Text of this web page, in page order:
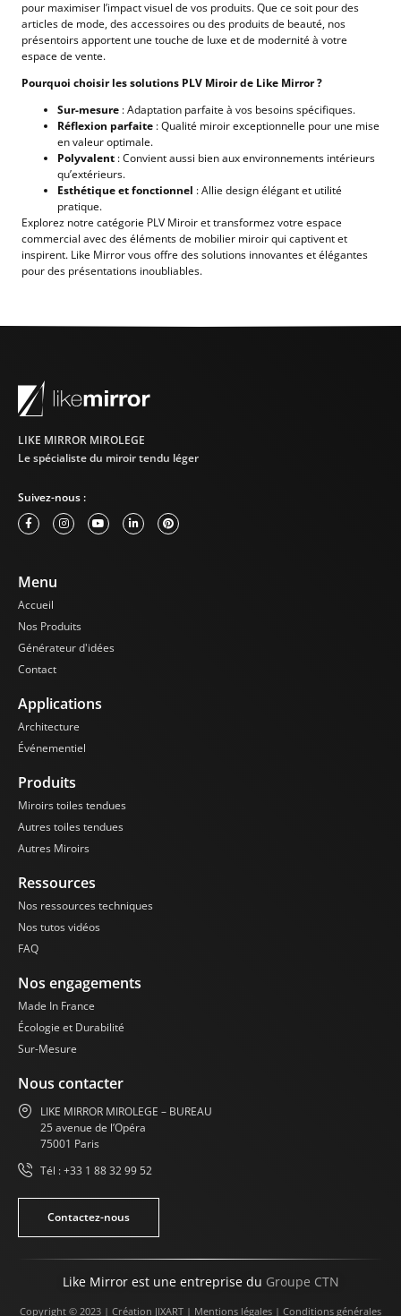
pour maximiser l’impact visuel de vos produits. Que ce soit pour des
articles de mode, des accessoires ou des produits de beauté, nos
présentoirs apportent une touche de luxe et de modernité à votre
espace de vente.
Pourquoi choisir les solutions PLV Miroir de Like Mirror ?
Sur-mesure : Adaptation parfaite à vos besoins spécifiques.
Réflexion parfaite : Qualité miroir exceptionnelle pour une mise
en valeur optimale.
Polyvalent : Convient aussi bien aux environnements intérieurs
qu’extérieurs.
Esthétique et fonctionnel : Allie design élégant et utilité
pratique.
Explorez notre catégorie PLV Miroir et transformez votre espace
commercial avec des éléments de mobilier miroir qui captivent et
inspirent. Like Mirror vous offre des solutions innovantes et élégantes
pour des présentations inoubliables.
LIKE MIRROR MIROLEGE
Le spécialiste du miroir tendu léger
Suivez-nous :
Menu
Accueil
Nos Produits
Générateur d'idées
Contact
Applications
Architecture
Événementiel
Produits
Miroirs toiles tendues
Autres toiles tendues
Autres Miroirs
Ressources
Nos ressources techniques
Nos tutos vidéos
FAQ
Nos engagements
Made In France
Écologie et Durabilité
Sur-Mesure
Nous contacter
LIKE MIRROR MIROLEGE – BUREAU
25 avenue de l’Opéra
75001 Paris
Tél : +33 1 88 32 99 52
Contactez-nous
Like Mirror est une entreprise du Groupe CTN
Copyright © 2023 | Création JIXART | Mentions légales | Conditions générales